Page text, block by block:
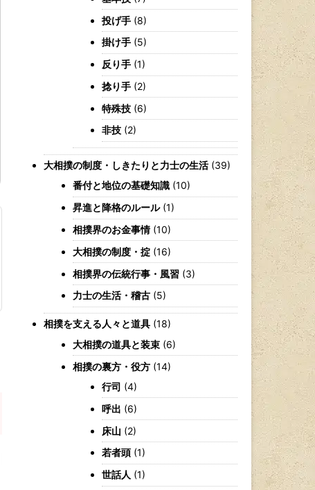
投げ手 (8)
掛け手 (5)
反り手 (1)
捻り手 (2)
特殊技 (6)
非技 (2)
大相撲の制度・しきたりと力士の生活 (39)
番付と地位の基礎知識 (10)
昇進と降格のルール(1)
相撲界のお金事情(10)
大相撲の制度・掟 (16)
相撲界の伝統行事・風習 (3)
力士の生活・稽古 (5)
相撲を支える人々と道具 (18)
大相撲の道具と装束 (6)
相撲の裏方・役方 (14)
行司 (4)
呼出 (6)
床山 (2)
若者頭 (1)
世話人 (1)